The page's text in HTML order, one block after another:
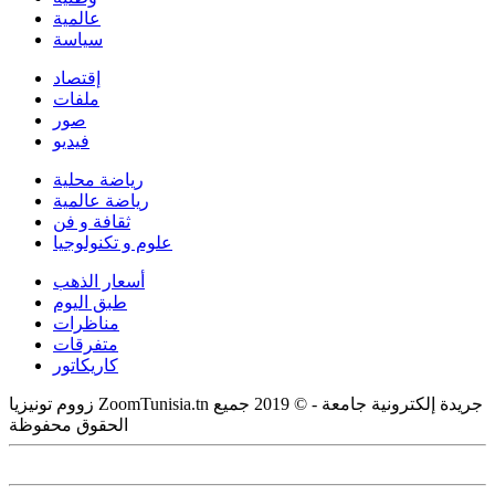
عالمية
سياسة
إقتصاد
ملفات
صور
فيديو
رياضة محلية
رياضة عالمية
ثقافة و فن
علوم و تكنولوجيا
أسعار الذهب
طبق اليوم
مناظرات
متفرقات
كاريكاتور
زووم تونيزيا ZoomTunisia.tn جريدة إلكترونية جامعة - © 2019 جميع
الحقوق محفوظة